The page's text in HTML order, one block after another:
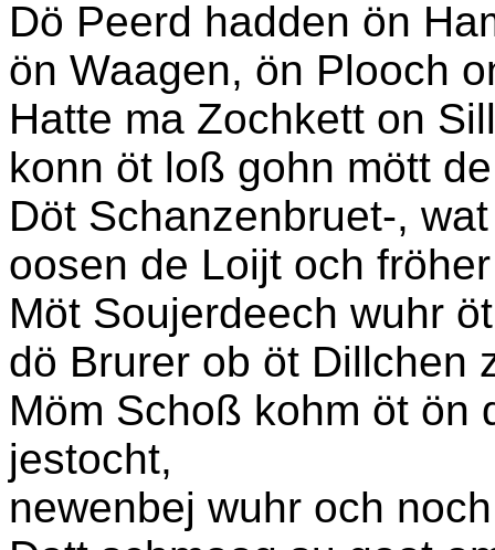
Dö Peerd hadden ön
ön Waagen, ön Plooch
Hatte ma Zochkett on
konn öt loß gohn mött
Döt Schanzenbruet-,
oosen de Loijt och
Möt Soujerdeech wuhr
dö Brurer ob öt Dillchen
Möm Schoß kohm öt ön
jestocht,
newenbej wuhr och